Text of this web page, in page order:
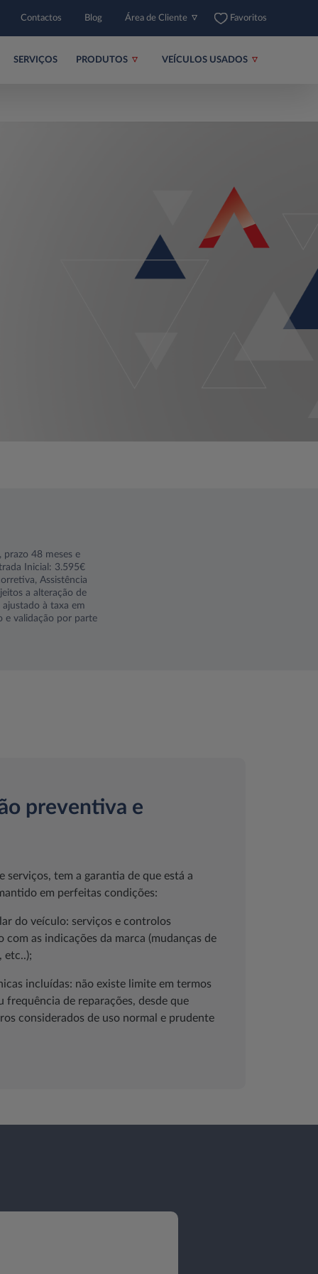
Contactos Blog Área de Cliente Favoritos
SERVIÇOS PRODUTOS VEÍCULOS USADOS
48 meses e
Inicial: 3.595€
Assistência
a alteração de
à taxa em
e validação por parte
preventiva e
serviços, tem a garantia de que está a
em perfeitas condições:
do veículo: serviços e controlos
com as indicações da marca (mudanças de
etc..);
incluídas: não existe limite em termos
frequência de reparações, desde que
considerados de uso normal e prudente